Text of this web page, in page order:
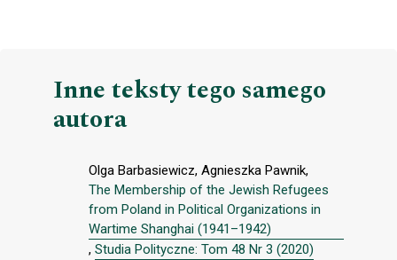
Inne teksty tego samego
autora
Olga Barbasiewicz, Agnieszka Pawnik,
The Membership of the Jewish Refugees
from Poland in Political Organizations in
Wartime Shanghai (1941–1942)
, Studia Polityczne: Tom 48 Nr 3 (2020)